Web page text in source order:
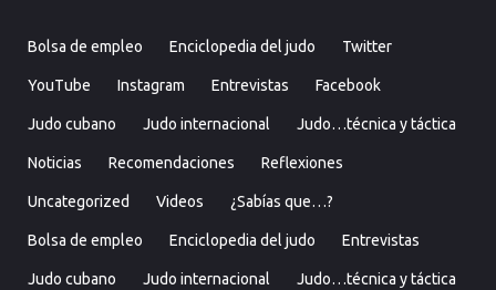
Bolsa de empleo Enciclopedia del judo Twitter
YouTube Instagram Entrevistas Facebook
Judo cubano Judo internacional Judo…técnica y táctica
Noticias Recomendaciones Reflexiones
Uncategorized Videos ¿Sabías que…?
Bolsa de empleo Enciclopedia del judo Entrevistas
Judo cubano Judo internacional Judo…técnica y táctica